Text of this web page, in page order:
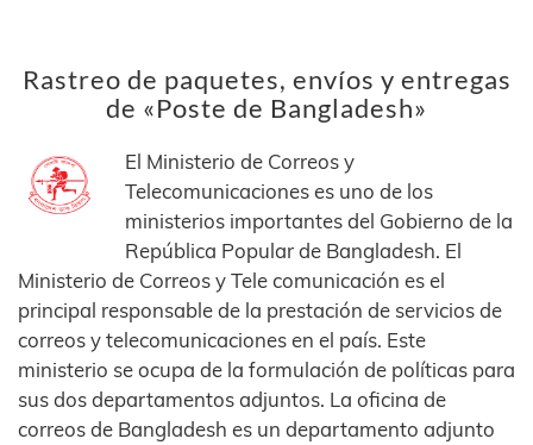
Rastreo de paquetes, envíos y entregas
de «Poste de Bangladesh»
El Ministerio de Correos y
Telecomunicaciones es uno de los
ministerios importantes del Gobierno de la
República Popular de Bangladesh. El
Ministerio de Correos y Tele comunicación es el
principal responsable de la prestación de servicios de
correos y telecomunicaciones en el país. Este
ministerio se ocupa de la formulación de políticas para
sus dos departamentos adjuntos. La oficina de
correos de Bangladesh es un departamento adjunto